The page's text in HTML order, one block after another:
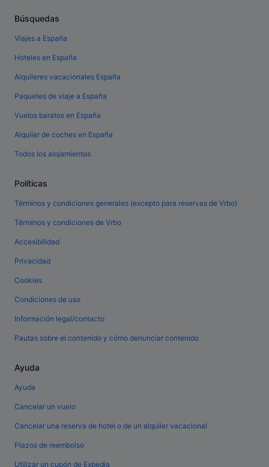
Búsquedas
Viajes a España
Hoteles en España
Alquileres vacacionales España
Paquetes de viaje a España
Vuelos baratos en España
Alquiler de coches en España
Todos los alojamientos
Políticas
Términos y condiciones generales (excepto para reservas de Vrbo)
Términos y condiciones de Vrbo
Accesibilidad
Privacidad
Cookies
Condiciones de uso
Información legal/contacto
Pautas sobre el contenido y cómo denunciar contenido
Ayuda
Ayuda
Cancelar un vuelo
Cancelar una reserva de hotel o de un alquiler vacacional
Plazos de reembolso
Utilizar un cupón de Expedia